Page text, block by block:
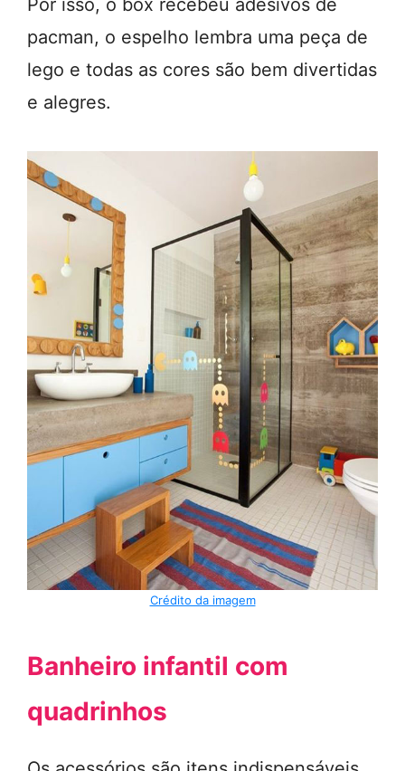
pacman, o espelho lembra uma peça de
lego e todas as cores são bem divertidas
e alegres.
Crédito da imagem
Banheiro infantil com
quadrinhos